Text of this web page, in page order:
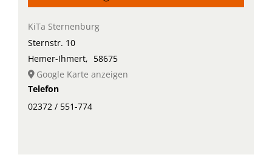
KiTa Sternenburg
Sternstr. 10
Hemer-Ihmert, 58675
Google Karte anzeigen
Telefon
02372 / 551-774